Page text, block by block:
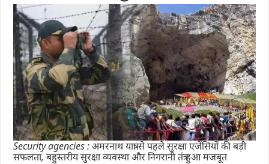
Security agencies : अमरनाथ यात्रा से पहले सुरक्षा एजेंसियों की बड़ी
सफलता, बहुस्तरीय सुरक्षा व्यवस्था और निगरानी तंत्र हुआ मजबूत